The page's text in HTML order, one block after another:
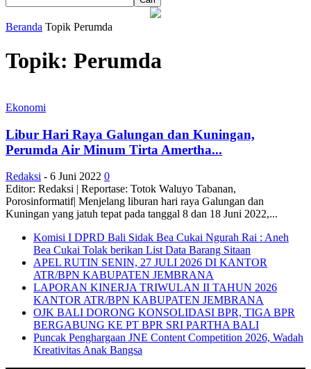
Beranda Topik Perumda
Topik: Perumda
Ekonomi
Libur Hari Raya Galungan dan Kuningan,
Perumda Air Minum Tirta Amertha...
Redaksi - 6 Juni 2022 0
Editor: Redaksi | Reportase: Totok Waluyo Tabanan,
Porosinformatif| Menjelang liburan hari raya Galungan dan
Kuningan yang jatuh tepat pada tanggal 8 dan 18 Juni 2022,...
Komisi I DPRD Bali Sidak Bea Cukai Ngurah Rai : Aneh
Bea Cukai Tolak berikan List Data Barang Sitaan
APEL RUTIN SENIN, 27 JULI 2026 DI KANTOR
ATR/BPN KABUPATEN JEMBRANA
LAPORAN KINERJA TRIWULAN II TAHUN 2026
KANTOR ATR/BPN KABUPATEN JEMBRANA
OJK BALI DORONG KONSOLIDASI BPR, TIGA BPR
BERGABUNG KE PT BPR SRI PARTHA BALI
Puncak Penghargaan JNE Content Competition 2026, Wadah
Kreativitas Anak Bangsa